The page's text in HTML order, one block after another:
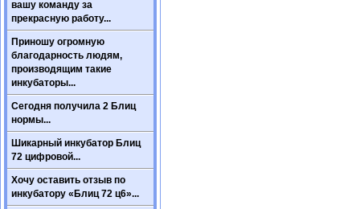
вашу команду за
прекрасную работу...
Приношу огромную
благодарность людям,
производящим такие
инкубаторы...
Сегодня получила 2 Блиц
нормы...
Шикарный инкубатор Блиц
72 цифровой...
Хочу оставить отзыв по
инкубатору «Блиц 72 ц6»...